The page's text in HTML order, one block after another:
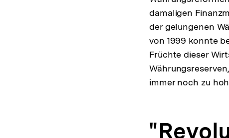
damaligen
der gelungenen
von 1999 konnte
Früchte dieser
immer noch zu